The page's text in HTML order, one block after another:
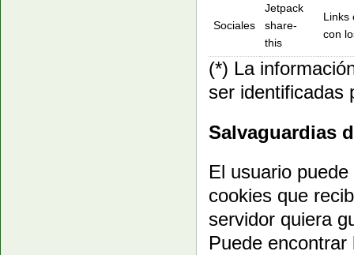
Sociales
Jetpack
share-
this
Links
con
(*) La
ser identificadas
Salvaguardias
El usuario
cookies que
servidor quiera
Puede